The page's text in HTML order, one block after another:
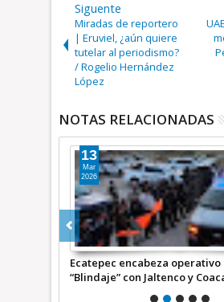
Siguente
Miradas de reportero
| Eruviel, ¿aún quiere
tutelar al periodismo?
/ Rogelio Hernández
López
NOTAS RELACIONADAS
Ecatepec encabeza
“Blindaje” con Jaltenco y
13
Mar
2026